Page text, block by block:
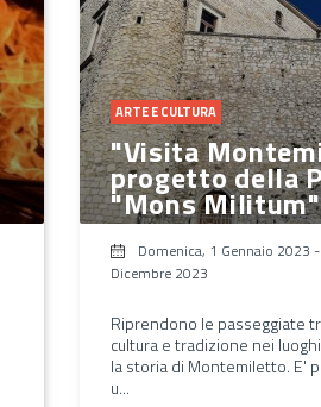
ARTE E CULTURA
"Visita
progetto della
"Mons Militum"
Domenica, 1 Gennaio 2023 -
Dicembre 2023
Riprendono le passeggiate
cultura e tradizione nei
la storia di Montemiletto. E'
u...